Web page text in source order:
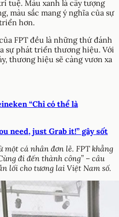
tuệ. Màu xanh lá cây tượng
màu sắc mang ý nghĩa của sự
hơn.
FPT đều là những thứ đánh
sự phát triển thương hiệu. Với
thương hiệu sẽ càng vươn xa
“Chỉ có thể là
need, just Grab it!” gây sốt
một cá nhân đơn lẻ. FPT khẳng
đi đến thành công” – câu
lối cho tương lai Việt Nam số.